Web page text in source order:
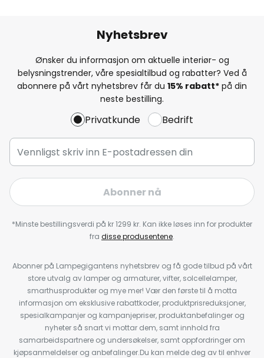
Nyhetsbrev
Ønsker du informasjon om aktuelle interiør- og
belysningstrender, våre spesialtilbud og rabatter? Ved å
abonnere på vårt nyhetsbrev får du 15% rabatt* på din
neste bestilling.
Privatkunde Bedrift
Abonner nå
*Minste bestillingsverdi på kr 1299 kr. Kan ikke løses inn for produkter
fra disse produsentene.
Abonner på Lampegigantens nyhetsbrev og få gode tilbud på vårt
store utvalg av lamper og armaturer, vifter, solcellelamper,
smarthusprodukter og mye mer! Vær den første til å motta
informasjon om eksklusive rabattkoder, produktprisreduksjoner,
spesialkampanjer og kampanjepriser, produktanbefalinger og
nyheter så snart vi mottar dem, samt innhold fra
samarbeidspartnere og undersøkelser, samt oppfordringer om
kjøpsanmeldelser og anbefalinger.Du kan melde deg av til enhver